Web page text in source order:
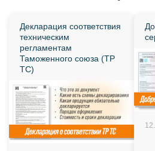
Декларация соответствия
техническим
регламентам
Таможенного союза (ТР
ТС)